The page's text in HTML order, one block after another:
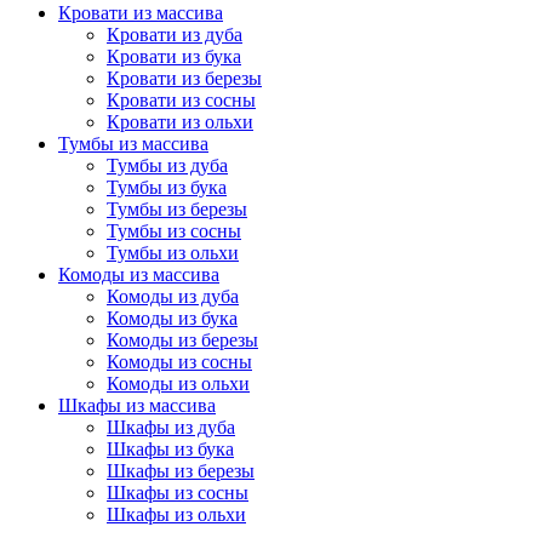
Кровати из массива
Кровати из дуба
Кровати из бука
Кровати из березы
Кровати из сосны
Кровати из ольхи
Тумбы из массива
Тумбы из дуба
Тумбы из бука
Тумбы из березы
Тумбы из сосны
Тумбы из ольхи
Комоды из массива
Комоды из дуба
Комоды из бука
Комоды из березы
Комоды из сосны
Комоды из ольхи
Шкафы из массива
Шкафы из дуба
Шкафы из бука
Шкафы из березы
Шкафы из сосны
Шкафы из ольхи